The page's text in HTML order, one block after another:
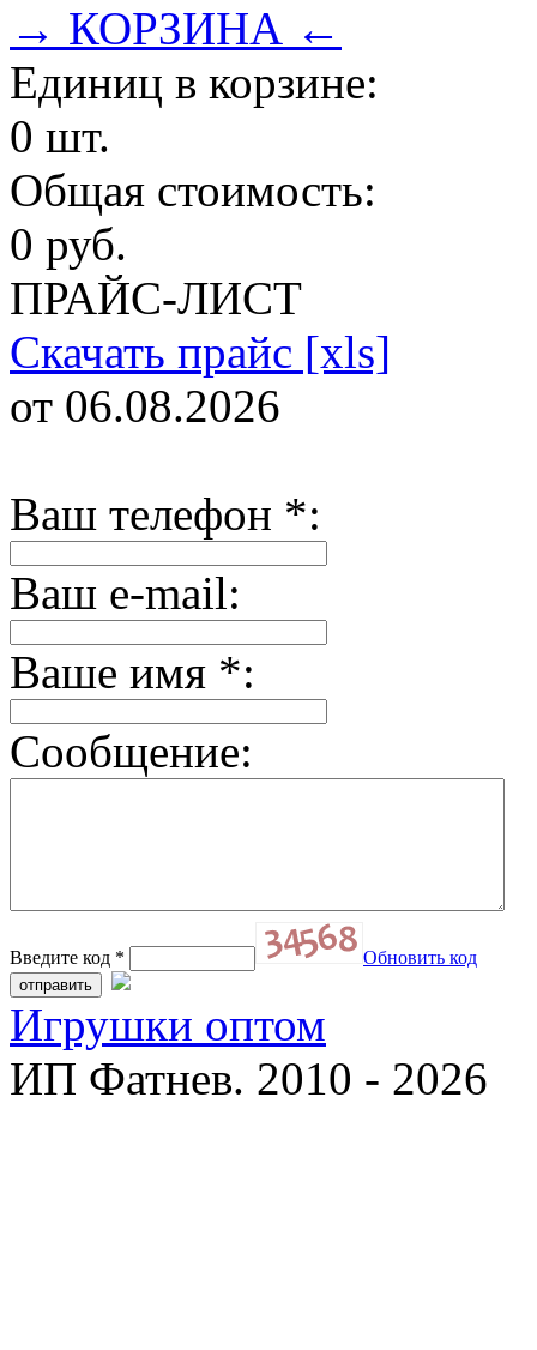
→ КОРЗИНА ←
Единиц в корзине:
0 шт.
Общая стоимость:
0 руб.
ПРАЙС-ЛИСТ
Скачать прайс [xls]
от 06.08.2026
Ваш телефон *:
Ваш e-mail:
Ваше имя *:
Сообщение:
Введите код * Обновить код
Игрушки оптом
ИП Фатнев. 2010 - 2026